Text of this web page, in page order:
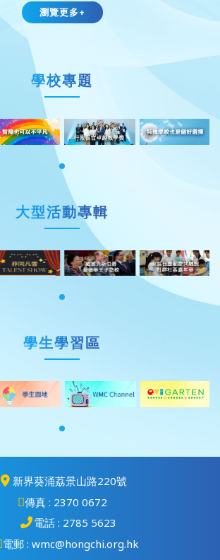
瀏覽更多+
學校專題
大型活動專輯
學生學習區
新界葵涌荔景山路220號
傳真 : 2370 0672
電話 : 2785 5623
電郵 : wmc@hongchi.org.hk